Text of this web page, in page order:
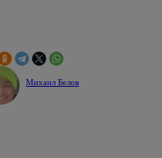
Михаил Белов